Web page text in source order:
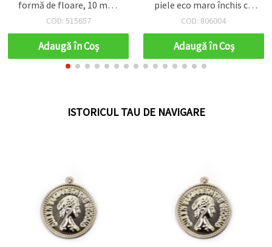
piele eco maro închis cu
șnur din bumbac, 40x13
perechi pentru hobby
creativ, proiecte DIY și
decorațiuni folclorice
COD: 806004
Adaugă în Coş
mm, culoare argintie, cu
anou - set 50 bucăți
COD: 524504
Adaugă în Coş
ISTORICUL TAU DE NAVIGARE